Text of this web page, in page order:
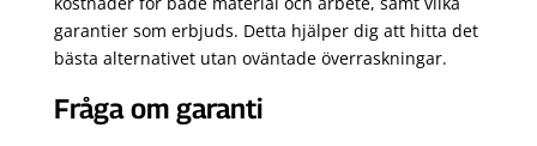
garantier som erbjuds. Detta hjälper dig att hitta det
bästa alternativet utan oväntade överraskningar.
Fråga om garanti